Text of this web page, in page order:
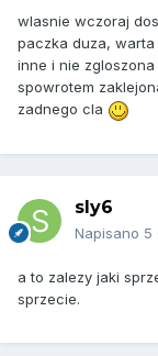
wlasnie wczoraj
paczka duza,
inne i nie
spowrotem
zadnego cla
sly6
Napisano 5
a to zalezy jaki
sprzecie.